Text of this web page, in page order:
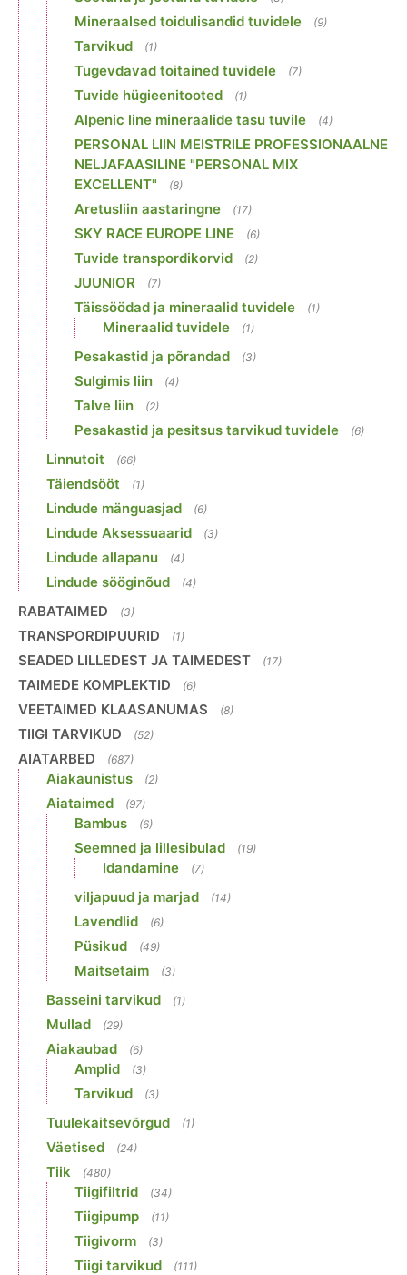
Mineraalsed toidulisandid tuvidele (9)
Tarvikud (1)
Tugevdavad toitained tuvidele (7)
Tuvide hügieenitooted (1)
Alpenic line mineraalide tasu tuvile (4)
PERSONAL LIIN MEISTRILE PROFESSIONAALNE
NELJAFAASILINE "PERSONAL MIX
EXCELLENT"
(8)
Aretusliin aastaringne (17)
SKY RACE EUROPE LINE (6)
Tuvide transpordikorvid (2)
JUUNIOR (7)
Täissöödad ja mineraalid tuvidele (1)
Mineraalid tuvidele (1)
Pesakastid ja põrandad (3)
Sulgimis liin (4)
Talve liin (2)
Pesakastid ja pesitsus tarvikud tuvidele (6)
Linnutoit (66)
Täiendsööt (1)
Lindude mänguasjad (6)
Lindude Aksessuaarid (3)
Lindude allapanu (4)
Lindude sööginõud (4)
RABATAIMED (3)
TRANSPORDIPUURID (1)
SEADED LILLEDEST JA TAIMEDEST (17)
TAIMEDE KOMPLEKTID (6)
VEETAIMED KLAASANUMAS (8)
TIIGI TARVIKUD (52)
AIATARBED (687)
Aiakaunistus (2)
Aiataimed (97)
Bambus (6)
Seemned ja lillesibulad (19)
Idandamine (7)
viljapuud ja marjad (14)
Lavendlid (6)
Püsikud (49)
Maitsetaim (3)
Basseini tarvikud (1)
Mullad (29)
Aiakaubad (6)
Amplid (3)
Tarvikud (3)
Tuulekaitsevõrgud (1)
Väetised (24)
Tiik (480)
Tiigifiltrid (34)
Tiigipump (11)
Tiigivorm (3)
Tiigi tarvikud (111)